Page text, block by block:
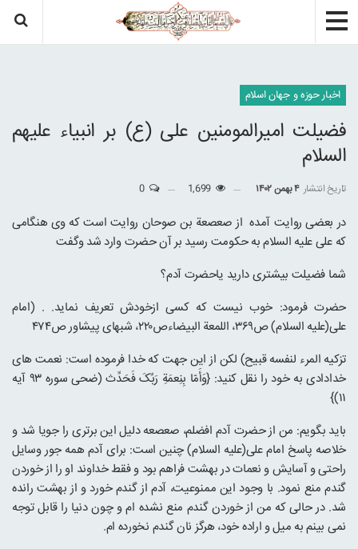
اخبار حوزه و جهان اسلام
فضیلت امیرالمومنین علی (ع) بر انبیاء علیهم
السلام
تاریخ انتشار ۴ بهمن ۱۴۰۲
در بعضی روایت آمده از صعصعة بن صوحان روایت است که وی هنگامی
که علی علیه السلام به حکومت رسید بر آن حضرت وارد شد وگفت
شما فضیلت بیشتری دارید یاحضرت آدم؟
حضرت فرمود: خوب نیست که کسی ازخودش تعریف نماید. . (امام
علی(علیه السلام) ص۳۶۹، اللمعة البیضاءص۲۲۰، شبهای پیشاور ص۴۷۴
تزکیه المرء لنفسه قبیح) لکن از این جهت که خدا فرموده است: نعمت های
خدادادی به خود را نقل کنید: {وَأَمّا بِنِعمَةِ رَبِّکَ فَحَدِّث (ضحی سوره ۹۳ آیه
۱۱)}
باید بگویم: من از حضرت آدم افضلم، صعصعه دلیل این برتری را جویا شد و
خلاصه پاسخ امام علی(علیه السلام) چنین است: برای آدم همه جور وسایل
راحتی و آسایش و نعمات در بهشت فراهم بود و فقط خداوند او را از خوردن
گندم منع نمود. با وجود این ممنوعیت، آدم از گندم خورد و از بهشت رانده
شد. در حالی که من از خوردن گندم منع نشده ام و چون دنیا را قابل توجه
نمی بینم به میل و اراده خود، هرگز نان گندم نخورده ام.